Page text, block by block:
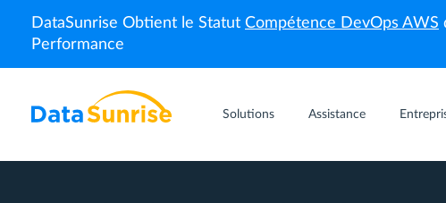
DataSunrise Obtient le Statut Compétence DevOps AWS
Performance
Solutions Assistance